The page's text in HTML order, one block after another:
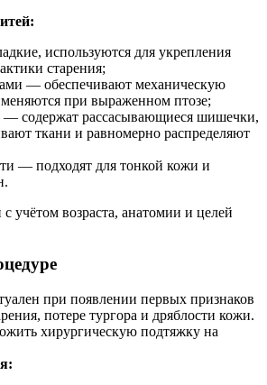
используются для укрепления
старения;
— обеспечивают механическую
при выраженном птозе;
— содержат рассасывающиеся шишечки,
ткани и равномерно распределяют
— подходят для тонкой кожи и
учётом возраста, анатомии и целей
при появлении первых признаков
потере тургора и дряблости кожи.
хирургическую подтяжку на